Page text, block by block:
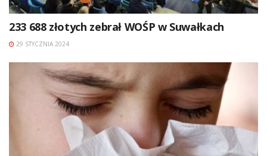
233 688 złotych zebrał WOŚP w Suwałkach
29 STYCZNIA 2024